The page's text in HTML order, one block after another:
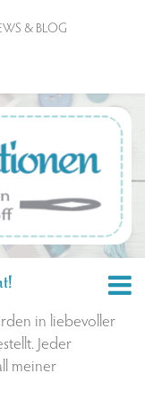
& BLOG
in liebevoller
Jeder
meiner